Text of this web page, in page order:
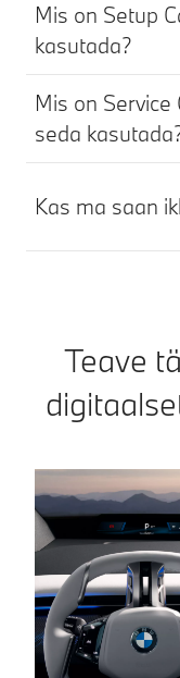
Mis on Setup
kasutada?
Mis on
seda
Kas ma saan
Teave